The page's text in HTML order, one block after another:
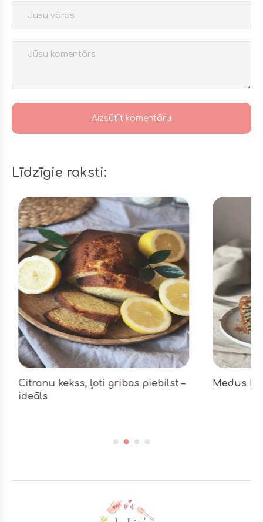
Līdzīgie raksti:
Citronu kekss, ļoti gribas piebilst –
ideāls
Medus
Footer